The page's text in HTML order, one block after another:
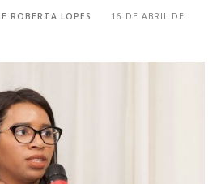
ROBERTA LOPES
16 DE ABRIL DE